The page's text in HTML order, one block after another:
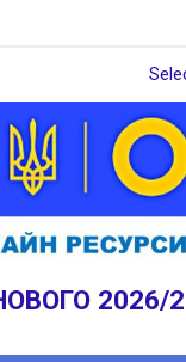
2026/